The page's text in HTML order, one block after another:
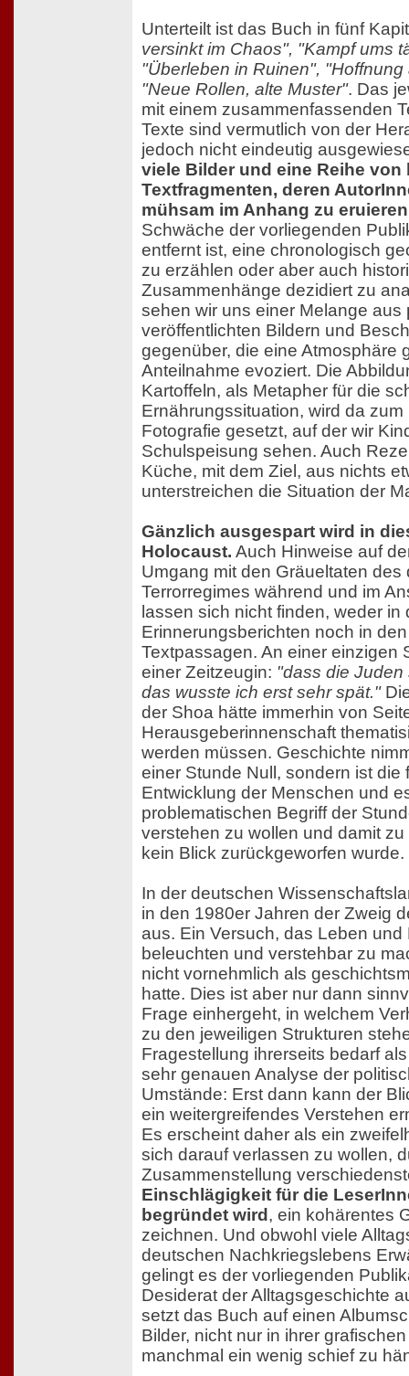
Unterteilt ist das Buch in fünf
versinkt im Chaos", "Kampf ums
"Überleben in Ruinen",
"Neue Rollen, alte Muster". Das
mit einem zusammenfassenden
Texte sind vermutlich von der
jedoch nicht eindeutig
viele Bilder und eine Reihe
Textfragmenten, deren
mühsam im Anhang zu
Schwäche der vorliegenden
entfernt ist, eine chronologisch
zu erzählen oder aber auch
Zusammenhänge dezidiert zu
sehen wir uns einer Melange aus
veröffentlichten Bildern und
gegenüber, die eine Atmosphäre
Anteilnahme evoziert. Die
Kartoffeln, als Metapher für die
Ernährungssituation, wird da
Fotografie gesetzt, auf der wir
Schulspeisung sehen. Auch
Küche, mit dem Ziel, aus nichts
unterstreichen die Situation der
Gänzlich ausgespart wird in
Holocaust. Auch Hinweise auf
Umgang mit den Gräueltaten des
Terrorregimes während und im
lassen sich nicht finden, weder in
Erinnerungsberichten noch in
Textpassagen. An einer einzigen
einer Zeitzeugin: "dass die Juden
das wusste ich erst sehr spät."
der Shoa hätte immerhin von
Herausgeberinnenschaft
werden müssen. Geschichte
einer Stunde Null, sondern ist die
Entwicklung der Menschen und
problematischen Begriff der
verstehen zu wollen und damit
kein Blick zurückgeworfen wurde.
In der deutschen
in den 1980er Jahren der Zweig
aus. Ein Versuch, das Leben und
beleuchten und verstehbar zu
nicht vornehmlich als
hatte. Dies ist aber nur dann
Frage einhergeht, in welchem
zu den jeweiligen Strukturen
Fragestellung ihrerseits bedarf
sehr genauen Analyse der
Umstände: Erst dann kann der
ein weitergreifendes Verstehen
Es erscheint daher als ein
sich darauf verlassen zu wollen,
Zusammenstellung
Einschlägigkeit für die
begründet wird , ein kohärentes
zeichnen. Und obwohl viele
deutschen Nachkriegslebens
gelingt es der vorliegenden
Desiderat der Alltagsgeschichte
setzt das Buch auf einen
Bilder, nicht nur in ihrer
manchmal ein wenig schief zu